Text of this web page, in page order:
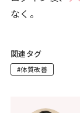
なく。
関連タグ
#体質改善